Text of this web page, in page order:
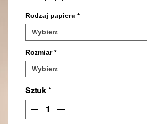
Rodzaj papieru *
Wybierz
Rozmiar *
Wybierz
Sztuk *